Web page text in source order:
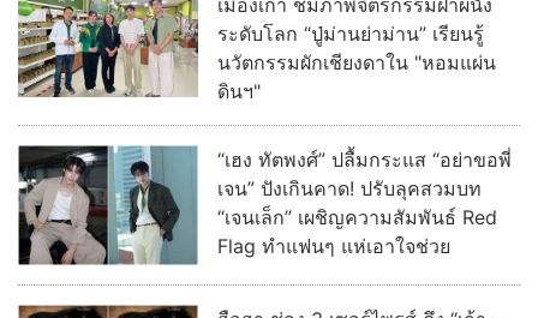
ฮือฮา ช่อง 3 เซอร์ไพรส์ ดึง “เก้า -
พาย” ประชันบทบาท ลงละครลึกลับ
พร้อมกระชากเรตติ้ง
อ่านต่อทั้งหมด
บ้านเมืองพระเครื่อง